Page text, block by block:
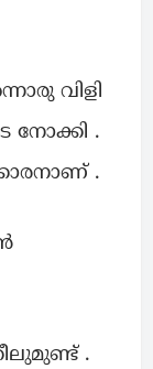
വിളി
നോക്കി .
.
.